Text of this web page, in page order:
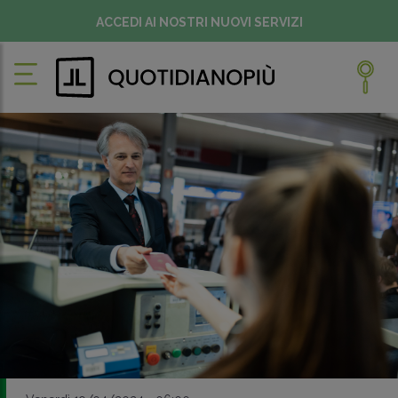
ACCEDI AI NOSTRI NUOVI SERVIZI